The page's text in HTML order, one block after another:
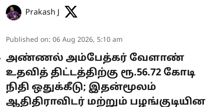
Prakash J
Published on: 06 Aug 2026, 5:10 am
அண்ணல் அம்பேத்கர் வேளாண்
உதவித் திட்டத்திற்கு ரூ.56.72 கோடி
நிதி ஒதுக்கீடு; இதன்மூலம்
ஆதிதிராவிடர் மற்றும் பழங்குடியின